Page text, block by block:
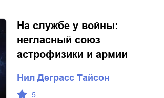
На службе у войны:
негласный союз
астрофизики и армии
Нил Деграсс Тайсон
5